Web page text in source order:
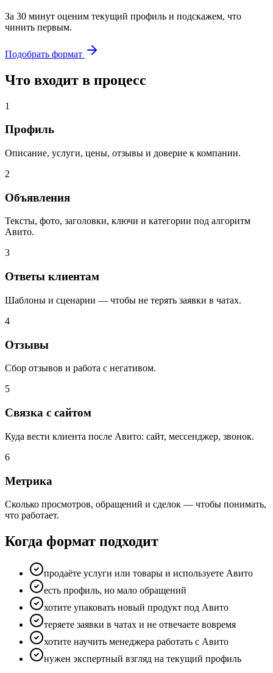
За 30 минут оценим текущий профиль и подскажем, что
чинить первым.
Подобрать формат
Что входит в процесс
1
Профиль
Описание, услуги, цены, отзывы и доверие к компании.
2
Объявления
Тексты, фото, заголовки, ключи и категории под алгоритм
Авито.
3
Ответы клиентам
Шаблоны и сценарии — чтобы не терять заявки в чатах.
4
Отзывы
Сбор отзывов и работа с негативом.
5
Связка с сайтом
Куда вести клиента после Авито: сайт, мессенджер, звонок.
6
Метрика
Сколько просмотров, обращений и сделок — чтобы понимать,
что работает.
Когда формат подходит
продаёте услуги или товары и используете Авито
есть профиль, но мало обращений
хотите упаковать новый продукт под Авито
теряете заявки в чатах и не отвечаете вовремя
хотите научить менеджера работать с Авито
нужен экспертный взгляд на текущий профиль